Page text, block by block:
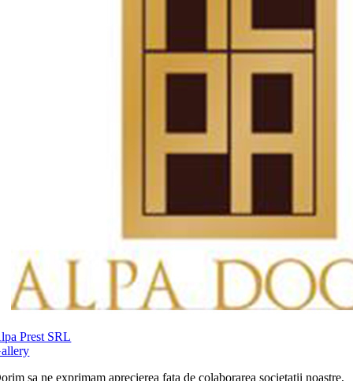
Prest SRL
sa ne exprimam aprecierea fata de colaborarea societatii noastre,